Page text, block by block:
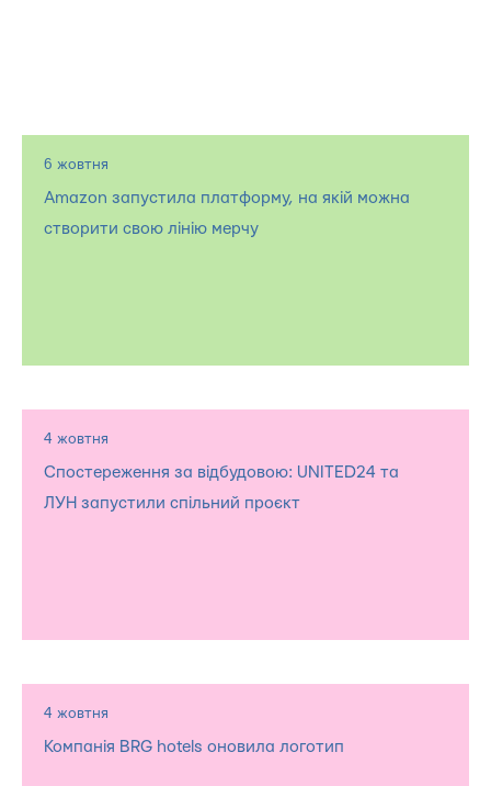
6 жовтня
Amazon запустила платформу, на якій можна
створити свою лінію мерчу
4 жовтня
Спостереження за відбудовою: UNITED24 та
ЛУН запустили спільний проєкт
4 жовтня
Компанія BRG hotels оновила логотип